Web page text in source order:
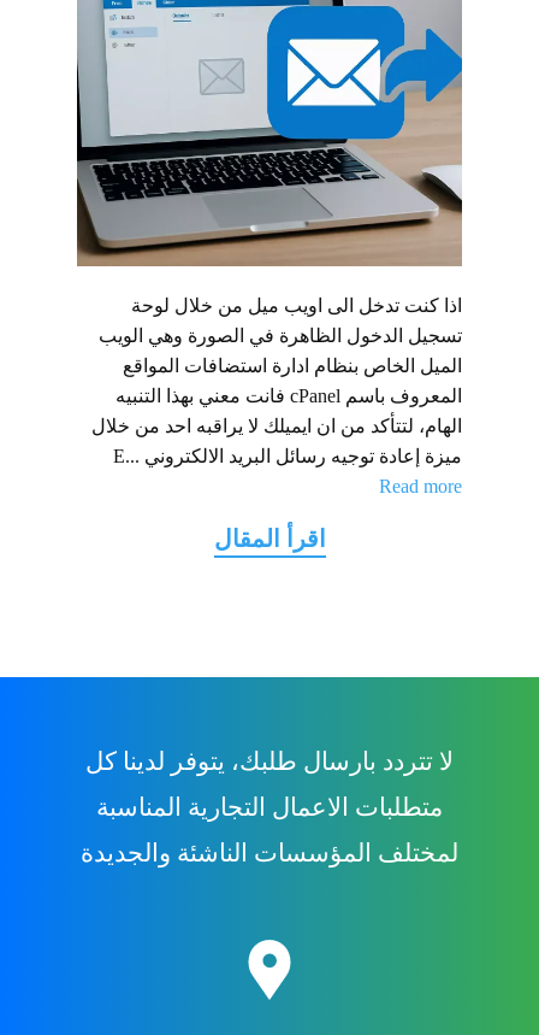
اذا كنت تدخل الى اويب ميل من خلال لوحة
تسجيل الدخول الظاهرة في الصورة وهي الويب
الميل الخاص بنظام ادارة استضافات المواقع
المعروف باسم cPanel فانت معني بهذا التنبيه
الهام، لتتأكد من ان ايميلك لا يراقبه احد من خلال
ميزة إعادة توجيه رسائل البريد الالكتروني E...
Read more
لا تتردد بارسال طلبك، يتوفر لدينا كل
متطلبات الاعمال التجارية المناسبة
لمختلف المؤسسات الناشئة والجديدة